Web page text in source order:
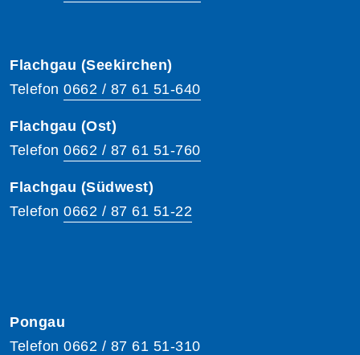
Flachgau (Seekirchen)
Telefon 0662 / 87 61 51-640
Flachgau (Ost)
Telefon 0662 / 87 61 51-760
Flachgau (Südwest)
Telefon 0662 / 87 61 51-22
Pongau
Telefon 0662 / 87 61 51-310